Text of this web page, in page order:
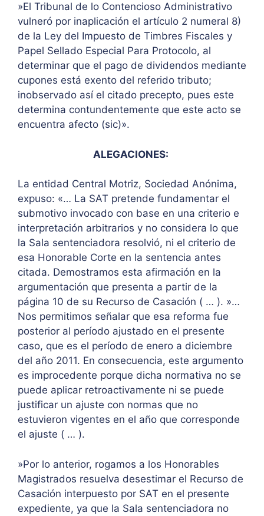
»El Tribunal de lo Contencioso Administrativo
vulneró por inaplicación el artículo 2 numeral 8)
de la Ley del Impuesto de Timbres Fiscales y
Papel Sellado Especial Para Protocolo, al
determinar que el pago de dividendos mediante
cupones está exento del referido tributo;
inobservado así el citado precepto, pues este
determina contundentemente que este acto se
encuentra afecto (sic)».
ALEGACIONES:
La entidad Central Motriz, Sociedad Anónima,
expuso: «… La SAT pretende fundamentar el
submotivo invocado con base en una criterio e
interpretación arbitrarios y no considera lo que
la Sala sentenciadora resolvió, ni el criterio de
esa Honorable Corte en la sentencia antes
citada. Demostramos esta afirmación en la
argumentación que presenta a partir de la
página 10 de su Recurso de Casación ( … ). »…
Nos permitimos señalar que esa reforma fue
posterior al período ajustado en el presente
caso, que es el período de enero a diciembre
del año 2011. En consecuencia, este argumento
es improcedente porque dicha normativa no se
puede aplicar retroactivamente ni se puede
justificar un ajuste con normas que no
estuvieron vigentes en el año que corresponde
el ajuste ( … ).
»Por lo anterior, rogamos a los Honorables
Magistrados resuelva desestimar el Recurso de
Casación interpuesto por SAT en el presente
expediente, ya que la Sala sentenciadora no